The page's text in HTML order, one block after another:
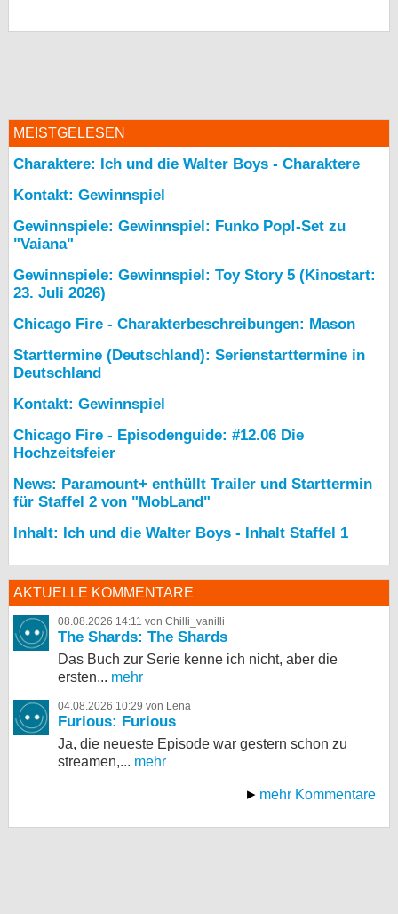
MEISTGELESEN
Charaktere: Ich und die Walter Boys - Charaktere
Kontakt: Gewinnspiel
Gewinnspiele: Gewinnspiel: Funko Pop!-Set zu
"Vaiana"
Gewinnspiele: Gewinnspiel: Toy Story 5 (Kinostart:
23. Juli 2026)
Chicago Fire - Charakterbeschreibungen: Mason
Starttermine (Deutschland): Serienstarttermine in
Deutschland
Kontakt: Gewinnspiel
Chicago Fire - Episodenguide: #12.06 Die
Hochzeitsfeier
News: Paramount+ enthüllt Trailer und Starttermin
für Staffel 2 von "MobLand"
Inhalt: Ich und die Walter Boys - Inhalt Staffel 1
AKTUELLE KOMMENTARE
08.08.2026 14:11 von Chilli_vanilli
The Shards: The Shards
Das Buch zur Serie kenne ich nicht, aber die
ersten... mehr
04.08.2026 10:29 von Lena
Furious: Furious
Ja, die neueste Episode war gestern schon zu
streamen,... mehr
mehr Kommentare